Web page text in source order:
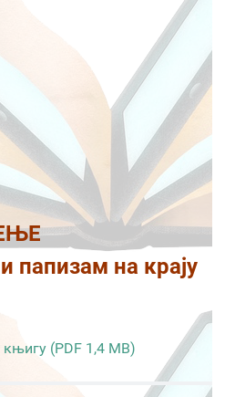
папизам на крају
(PDF 1,4 MB)